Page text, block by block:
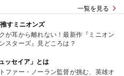
一覧を見る
すミニオンズ
が耳から離れない！最新作『ミニオン
スターズ』見どころは？
ッセイア」とは
ファー・ノーラン監督が挑む、英雄オ